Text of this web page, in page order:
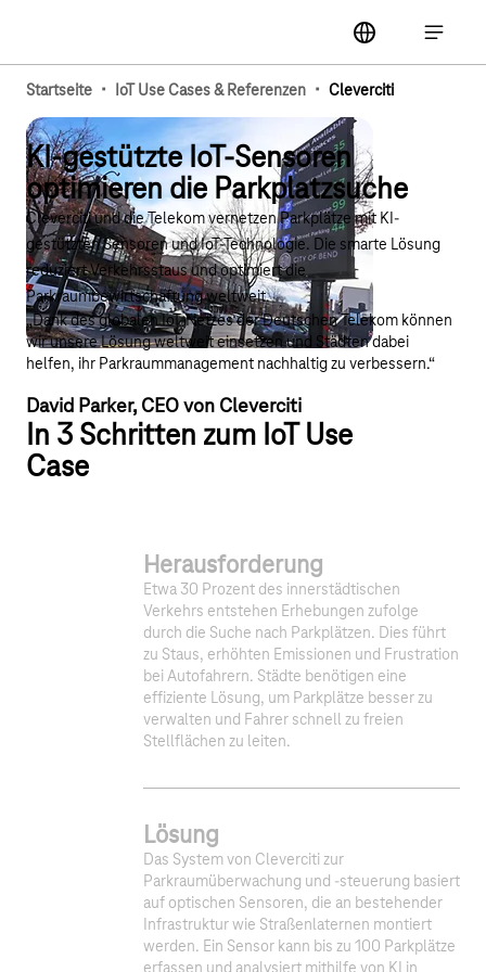
label
Startseite · IoT Use Cases & Referenzen · Cleverciti
KI-gestützte IoT-Sensoren
optimieren die Parkplatzsuche
Cleverciti und die Telekom vernetzen Parkplätze mit KI-
gestützten Sensoren und IoT-Technologie. Die smarte Lösung
reduziert Verkehrsstaus und optimiert die
Parkraumbewirtschaftung weltweit.
„Dank des globalen IoT-Netzes der Deutschen Telekom können
wir unsere Lösung weltweit einsetzen und Städten dabei
helfen, ihr Parkraummanagement nachhaltig zu verbessern.​“
David Parker, CEO von Cleverciti
In 3 Schritten zum IoT Use
Case
Herausforderung
Etwa 30 Prozent des innerstädtischen
Verkehrs entstehen Erhebungen zufolge
durch die Suche nach Parkplätzen. Dies führt
zu Staus, erhöhten Emissionen und Frustration
bei Autofahrern. Städte benötigen eine
effiziente Lösung, um Parkplätze besser zu
verwalten und Fahrer schnell zu freien
Stellflächen zu leiten.
Lösung
Das System von Cleverciti zur
Parkraumüberwachung und -steuerung basiert
auf optischen Sensoren, die an bestehender
Infrastruktur wie Straßenlaternen montiert
werden. Ein Sensor kann bis zu 100 Parkplätze